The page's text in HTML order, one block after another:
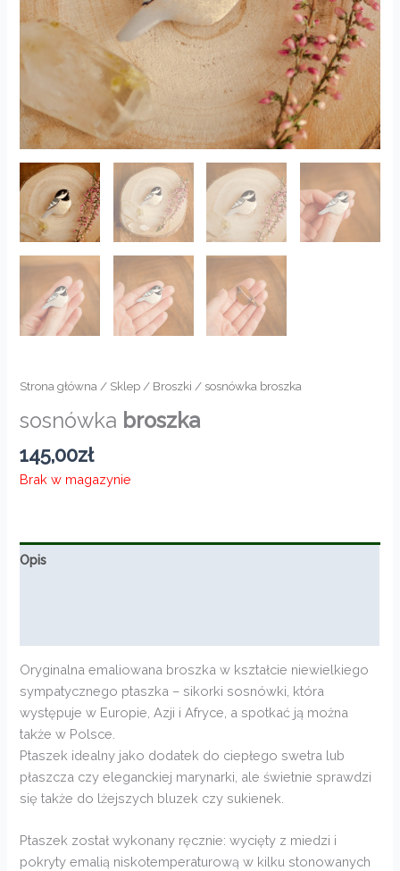
Strona główna / Sklep / Broszki / sosnówka broszka
sosnówka broszka
145,00zł
Brak w magazynie
Opis
Oryginalna emaliowana broszka w kształcie niewielkiego
sympatycznego ptaszka – sikorki sosnówki, która
występuje w Europie, Azji i Afryce, a spotkać ją można
także w Polsce.
Ptaszek idealny jako dodatek do ciepłego swetra lub
płaszcza czy eleganckiej marynarki, ale świetnie sprawdzi
się także do lżejszych bluzek czy sukienek.
Ptaszek został wykonany ręcznie: wycięty z miedzi i
pokryty emalią niskotemperaturową w kilku stonowanych